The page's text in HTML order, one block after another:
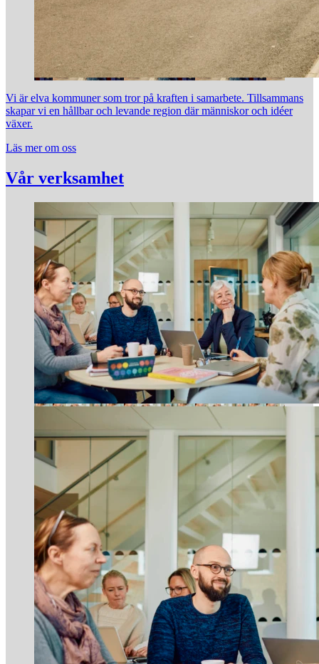
Vi är elva kommuner som tror på kraften i samarbete. Tillsammans
skapar vi en hållbar och levande region där människor och idéer
växer.
Läs mer om oss
Vår verksamhet